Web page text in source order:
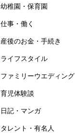
幼稚園・保育園
仕事・働く
産後のお金・手続き
ライフスタイル
ファミリーウエディング
育児体験談
日記・マンガ
タレント・有名人